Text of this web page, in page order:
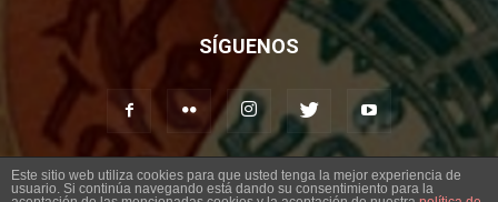
SÍGUENOS
Aviso legal Contacto
Este sitio web utiliza cookies para que usted tenga la mejor experiencia de
usuario. Si continúa navegando está dando su consentimiento para la